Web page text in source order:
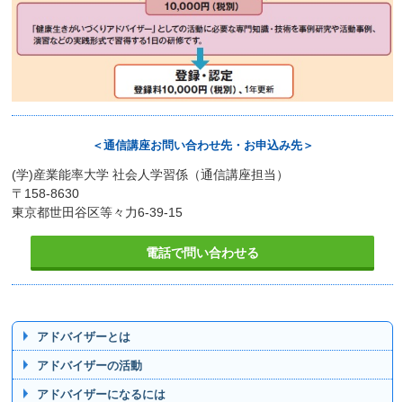
＜通信講座お問い合わせ先・お申込み先＞
(学)産業能率大学 社会人学習係（通信講座担当）
〒158-8630
東京都世田谷区等々力6-39-15
電話で問い合わせる
アドバイザーとは
アドバイザーの活動
アドバイザーになるには